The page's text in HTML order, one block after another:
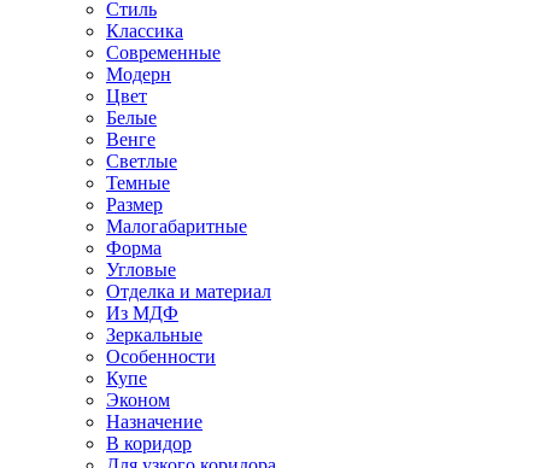
Стиль
Классика
Современные
Модерн
Цвет
Белые
Венге
Светлые
Темные
Размер
Малогабаритные
Форма
Угловые
Отделка и материал
Из МДФ
Зеркальные
Особенности
Купе
Эконом
Назначение
В коридор